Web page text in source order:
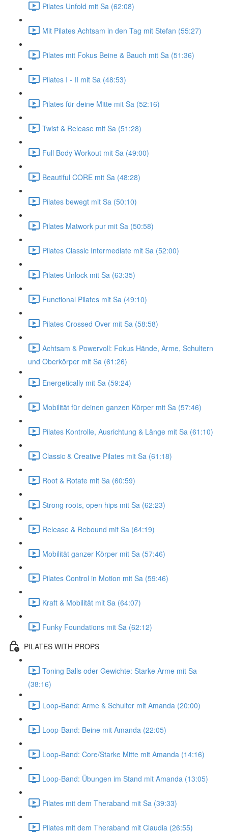
Pilates Unfold mit Sa (62:08)
Mit Pilates Achtsam in den Tag mit Stefan (55:27)
Pilates mit Fokus Beine & Bauch mit Sa (51:36)
Pilates I - II mit Sa (48:53)
Pilates für deine Mitte mit Sa (52:16)
Twist & Release mit Sa (51:28)
Full Body Workout mit Sa (49:00)
Beautiful CORE mit Sa (48:28)
Pilates bewegt mit Sa (50:10)
Pilates Matwork pur mit Sa (50:58)
Pilates Classic Intermediate mit Sa (52:00)
Pilates Unlock mit Sa (63:35)
Functional Pilates mit Sa (49:10)
Pilates Crossed Over mit Sa (58:58)
Achtsam & Powervoll: Fokus Hände, Arme, Schultern
und Oberkörper mit Sa (61:26)
Energetically mit Sa (59:24)
Mobilität für deinen ganzen Körper mit Sa (57:46)
Pilates Kontrolle, Ausrichtung & Länge mit Sa (61:10)
Classic & Creative Pilates mit Sa (61:18)
Root & Rotate mit Sa (60:59)
Strong roots, open hips mit Sa (62:23)
Release & Rebound mit Sa (64:19)
Mobilität ganzer Körper mit Sa (57:46)
Pilates Control in Motion mit Sa (59:46)
Kraft & Mobilität mit Sa (64:07)
Funky Foundations mit Sa (62:12)
PILATES WITH PROPS
Toning Balls oder Gewichte: Starke Arme mit Sa
(38:16)
Loop-Band: Arme & Schulter mit Amanda (20:00)
Loop-Band: Beine mit Amanda (22:05)
Loop-Band: Core/Starke Mitte mit Amanda (14:16)
Loop-Band: Übungen im Stand mit Amanda (13:05)
Pilates mit dem Theraband mit Sa (39:33)
Pilates mit dem Theraband mit Claudia (26:55)